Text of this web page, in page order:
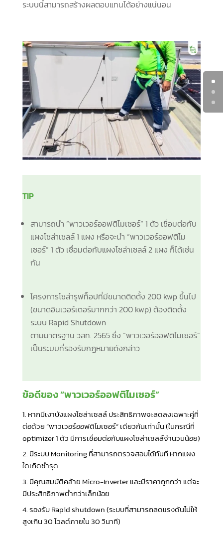
ระบบนี้สามารถสร้างผลตอบแทนได้อย่างแน่นอน
TIP
สามารถนำ “พาวเวอร์ออฟติไมเซอร์” 1 ตัว เชื่อมต่อกับ
แผงโซล่าเซลล์ 1 แผง หรือจะนำ “พาวเวอร์ออฟติไม
เซอร์” 1 ตัว เชื่อมต่อกับแผงโซล่าเซลล์ 2 แผง ก็ได้เช่น
กัน
โครงการโซล่ารูฟท็อปที่มีขนาดติดตั้ง 200 kwp ขึ้นไป
(ขนาดอินเวอร์เตอร์มากกว่า 200 kwp) ต้องติดตั้ง
ระบบ Rapid Shutdown
ตามมาตรฐาน วสท. 2565 ซึ่ง “พาวเวอร์ออฟติไมเซอร์”
เป็นระบบที่รองรับกฏหมายดังกล่าว
ข้อดีของ “พาวเวอร์ออฟติไมเซอร์”
1. หากมีเงาบังแผงโซล่าเซลล์ ประสิทธิภาพจะลดลงเฉพาะคู่ที่
ต่อด้วย “พาวเวอร์ออฟติไมเซอร์” เดียวกันเท่านั้น (ในกรณีที่
optimizer 1 ตัว มีการเชื่อมต่อกับแผงโซล่าเซลล์จำนวนน้อย)
2. มีระบบ Monitoring ที่สามารถตรวจสอบได้ทันที หากแผง
ใดเกิดชำรุด
3. มีคุณสมบัติคล้าย Micro-Inverter และมีราคาถูกกว่า แต่จะ
มีประสิทธิภาพต่ำกว่าเล็กน้อย
4. รองรับ Rapid shutdown (ระบบที่สามารถลดแรงดันไม่ให้
สูงเกิน 30 โวลต์ภายใน 30 วินาที)